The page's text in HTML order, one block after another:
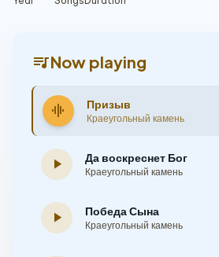
queue_musicNow playing
graphic_eq Призыв
Краеугольный камень
play_arrow Да воскреснет Бог
Краеугольный камень
play_arrow Победа Сына
Краеугольный камень